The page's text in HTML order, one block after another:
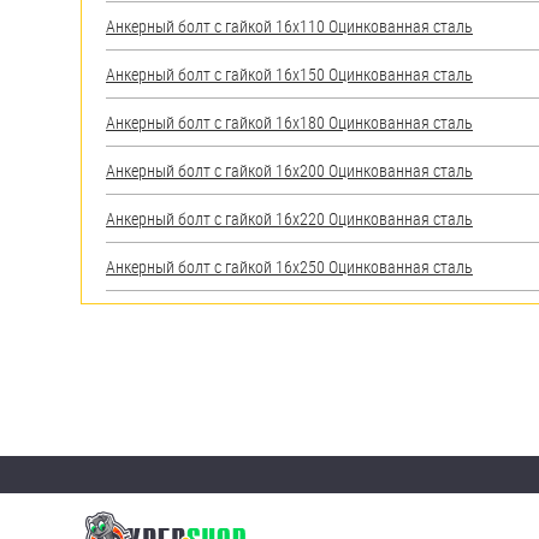
Пробки
Саморезы и шурупы
Стопорные кольца
Такелаж
Хомуты
Анкерный болт с гайкой 16х110 Оцинкованная сталь
Анкерный болт с гайкой 16х150 Оцинкованная сталь
Анкерный болт с гайкой 16х180 Оцинкованная сталь
Анкерный болт с гайкой 16х200 Оцинкованная сталь
Анкерный болт с гайкой 16х220 Оцинкованная сталь
Анкерный болт с гайкой 16х250 Оцинкованная сталь